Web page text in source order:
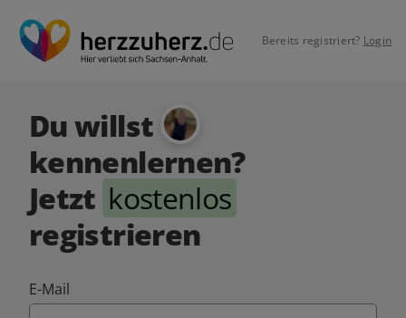
Bereits registriert? Login
Du willst
kennenlernen?
Jetzt kostenlos
registrieren
E-Mail